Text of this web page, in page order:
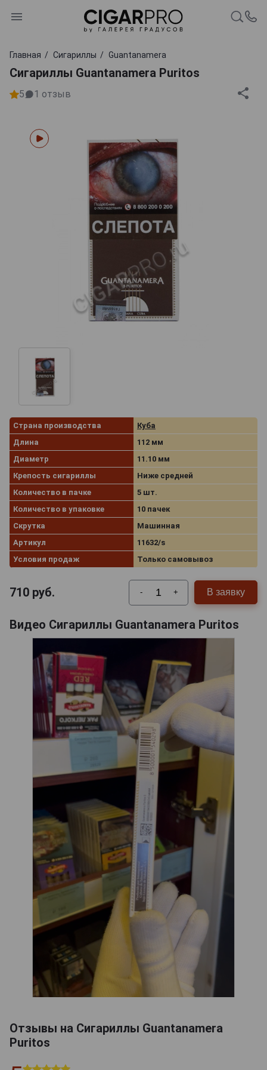
Главная Сигариллы Guantanamera
Сигариллы Guantanamera Puritos
5 1 отзыв
Страна производства
Куба
Длина
112 мм
Диаметр
11.10 мм
Крепость сигариллы
Ниже средней
Количество в пачке
5 шт.
Количество в упаковке
10 пачек
Скрутка
Машинная
Артикул
11632/s
Условия продаж
Только самовывоз
710 руб. - + В заявку
Видео Сигариллы Guantanamera Puritos
Отзывы на Сигариллы Guantanamera
Puritos